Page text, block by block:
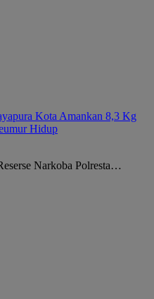
Kota Amankan 8,3 Kg
Hidup
Narkoba Polresta…